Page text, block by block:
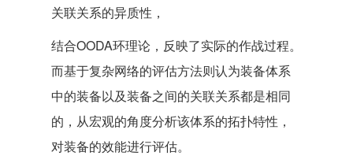
关联关系的异质性，
结合OODA环理论，反映了实际的作战过程。
而基于复杂网络的评估方法则认为装备体系
中的装备以及装备之间的关联关系都是相同
的，从宏观的角度分析该体系的拓扑特性，
对装备的效能进行评估。